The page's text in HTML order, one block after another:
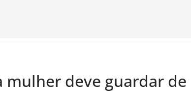
mulher deve guardar de